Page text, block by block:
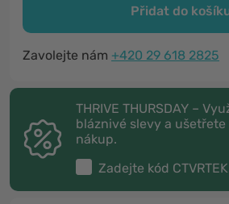
Přidat do
Zavolejte nám +420 29 618 2825
THRIVE THURSDAY –
bláznivé slevy a ušetřete
nákup.
Zadejte kód CTVRTEK